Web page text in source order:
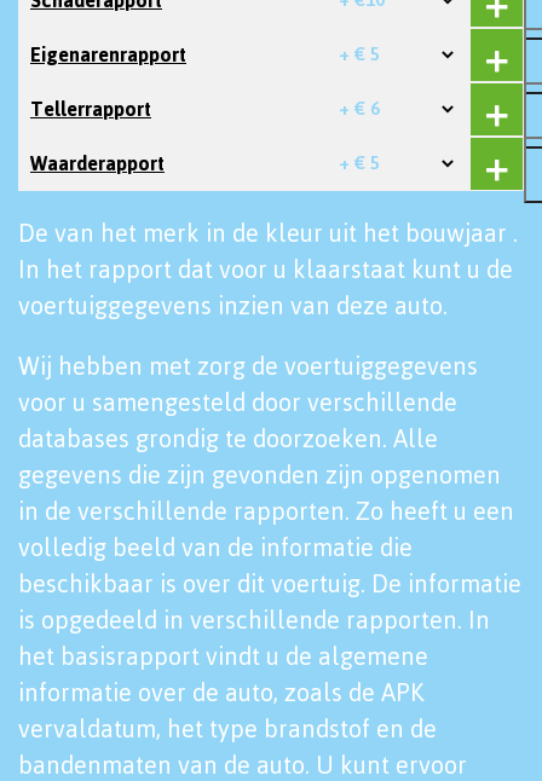
Eigenarenrapport + € 5
Tellerrapport + € 6
Waarderapport + € 5
De van het merk in de kleur uit het bouwjaar .
In het rapport dat voor u klaarstaat kunt u de
voertuiggegevens inzien van deze auto.
Wij hebben met zorg de voertuiggegevens
voor u samengesteld door verschillende
databases grondig te doorzoeken. Alle
gegevens die zijn gevonden zijn opgenomen
in de verschillende rapporten. Zo heeft u een
volledig beeld van de informatie die
beschikbaar is over dit voertuig. De informatie
is opgedeeld in verschillende rapporten. In
het basisrapport vindt u de algemene
informatie over de auto, zoals de APK
vervaldatum, het type brandstof en de
bandenmaten van de auto. U kunt ervoor